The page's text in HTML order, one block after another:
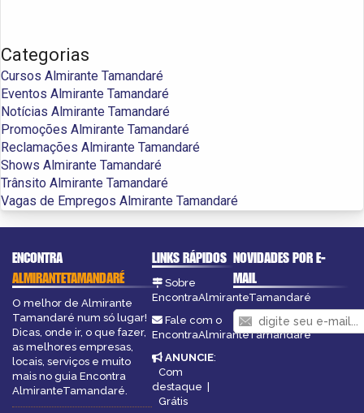
Categorias
Cursos Almirante Tamandaré
Eventos Almirante Tamandaré
Notícias Almirante Tamandaré
Promoções Almirante Tamandaré
Reclamações Almirante Tamandaré
Shows Almirante Tamandaré
Trânsito Almirante Tamandaré
Vagas de Empregos Almirante Tamandaré
ENCONTRA
ALMIRANTETAMANDARÉ
O melhor de Almirante
Tamandaré num só lugar!
Dicas, onde ir, o que fazer,
as melhores empresas,
locais, serviços e muito
mais no guia Encontra
AlmiranteTamandaré.
LINKS RÁPIDOS
Sobre
EncontraAlmiranteTamandaré
Fale com o
EncontraAlmiranteTamandaré
ANUNCIE:
Com
destaque |
Grátis
NOVIDADES POR E-
MAIL